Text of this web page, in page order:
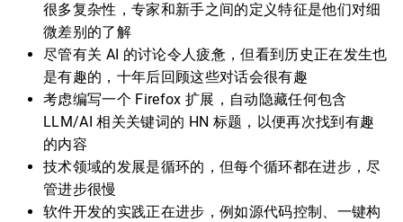
很多复杂性，专家和新手之间的定义特征是他们对细
微差别的了解
尽管有关 AI 的讨论令人疲惫，但看到历史正在发生也
是有趣的，十年后回顾这些对话会很有趣
考虑编写一个 Firefox 扩展，自动隐藏任何包含
LLM/AI 相关关键词的 HN 标题，以便再次找到有趣
的内容
技术领域的发展是循环的，但每个循环都在进步，尽
管进步很慢
软件开发的实践正在进步，例如源代码控制、一键构